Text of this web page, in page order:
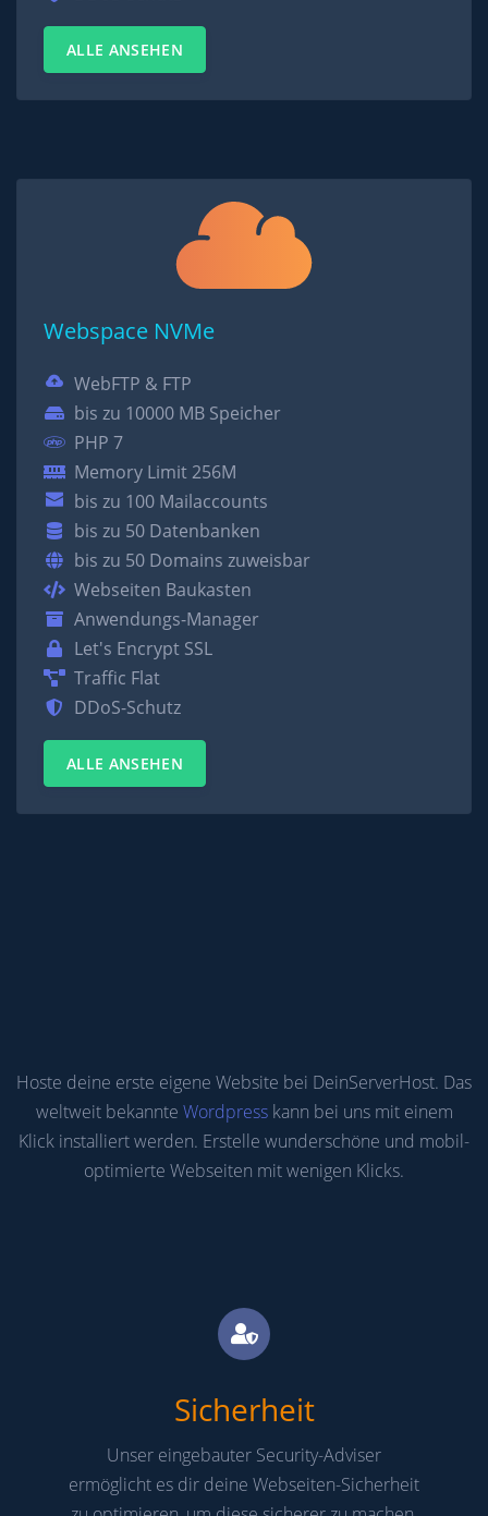
ALLE ANSEHEN
Webspace NVMe
WebFTP & FTP
bis zu 10000 MB Speicher
PHP 7
Memory Limit 256M
bis zu 100 Mailaccounts
bis zu 50 Datenbanken
bis zu 50 Domains zuweisbar
Webseiten Baukasten
Anwendungs-Manager
Let's Encrypt SSL
Traffic Flat
DDoS-Schutz
ALLE ANSEHEN
Hoste deine erste eigene Website bei DeinServerHost. Das
weltweit bekannte Wordpresskann bei uns mit einem
Klick installiert werden. Erstelle wunderschöne und mobil-
optimierte Webseiten mit wenigen Klicks.
Sicherheit
Unser eingebauter Security-Adviser
ermöglicht es dir deine Webseiten-Sicherheit